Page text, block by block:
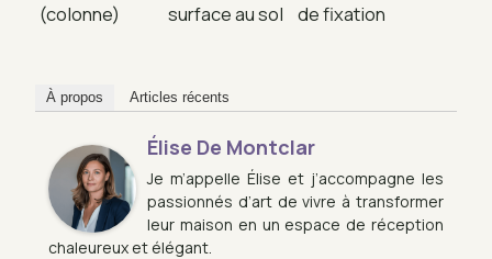
(colonne)
surface au sol
de fixation
À propos Articles récents
Élise De Montclar
Je m’appelle Élise et j’accompagne les
passionnés d’art de vivre à transformer
leur maison en un espace de réception
chaleureux et élégant.